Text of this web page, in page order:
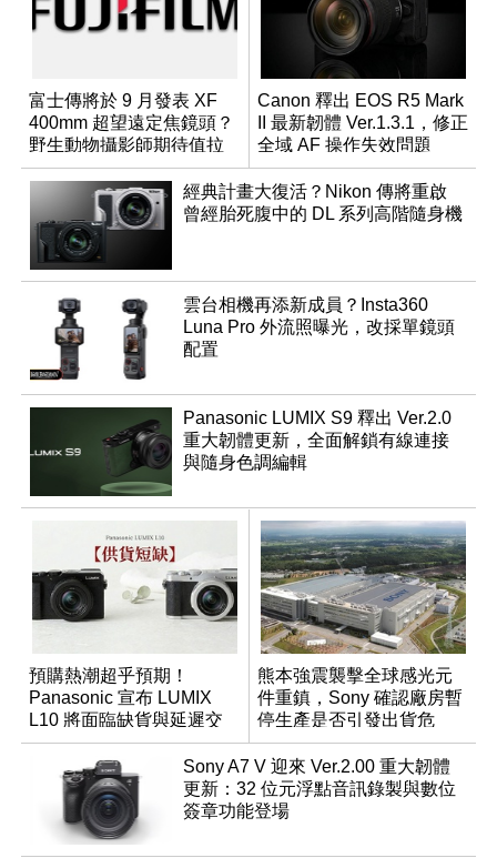
富士傳將於 9 月發表 XF
400mm 超望遠定焦鏡頭？
野生動物攝影師期待值拉
滿
Canon 釋出 EOS R5 Mark
II 最新韌體 Ver.1.3.1，修正
全域 AF 操作失效問題
經典計畫大復活？Nikon 傳將重啟
曾經胎死腹中的 DL 系列高階隨身機
雲台相機再添新成員？Insta360
Luna Pro 外流照曝光，改採單鏡頭
配置
Panasonic LUMIX S9 釋出 Ver.2.0
重大韌體更新，全面解鎖有線連接
與隨身色調編輯
預購熱潮超乎預期！
Panasonic 宣布 LUMIX
L10 將面臨缺貨與延遲交
貨時間
熊本強震襲擊全球感光元
件重鎮，Sony 確認廠房暫
停生產是否引發出貨危
機？
Sony A7 V 迎來 Ver.2.00 重大韌體
更新：32 位元浮點音訊錄製與數位
簽章功能登場